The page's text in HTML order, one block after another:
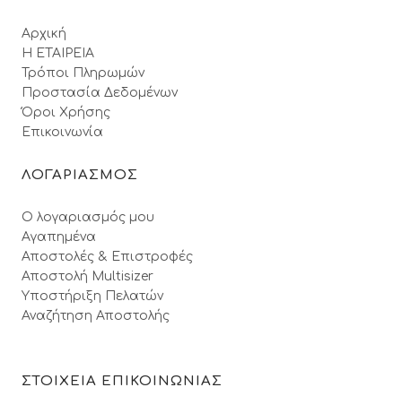
Αρχική
Η ΕΤΑΙΡΕΙΑ
Τρόποι Πληρωμών
Προστασία Δεδομένων
Όροι Xρήσης
Επικοινωνία
ΛΟΓΑΡΙΑΣΜΟΣ
Ο λογαριασμός μου
Αγαπημένα
Αποστολές & Επιστροφές
Αποστολή Multisizer
Υποστήριξη Πελατών
Αναζήτηση Αποστολής
ΣΤΟΙΧΕΙΑ ΕΠΙΚΟΙΝΩΝΙΑΣ